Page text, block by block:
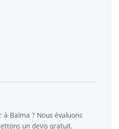
Balma ? Nous évaluons
un devis gratuit.